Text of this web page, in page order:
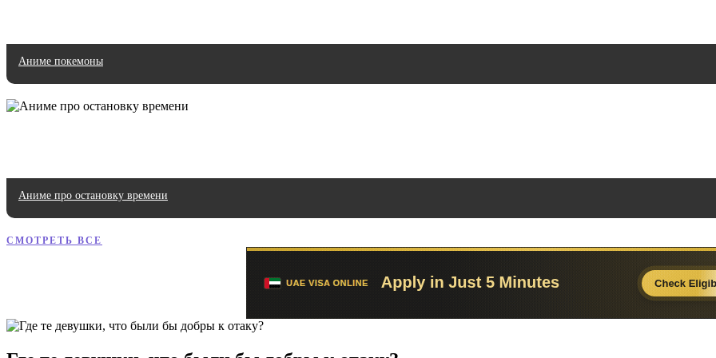
Аниме покемоны
Аниме про остановку времени
СМОТРЕТЬ ВСЕ